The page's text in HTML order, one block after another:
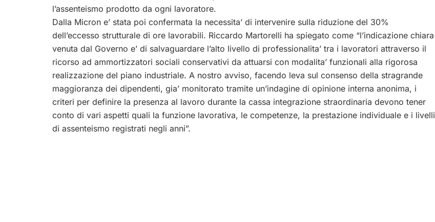
l’assenteismo prodotto da ogni lavoratore.
Dalla Micron e’ stata poi confermata la necessita’ di intervenire sulla riduzione del 30%
dell’eccesso strutturale di ore lavorabili. Riccardo Martorelli ha spiegato come “l’indicazione chiara
venuta dal Governo e’ di salvaguardare l’alto livello di professionalita’ tra i lavoratori attraverso il
ricorso ad ammortizzatori sociali conservativi da attuarsi con modalita’ funzionali alla rigorosa
realizzazione del piano industriale. A nostro avviso, facendo leva sul consenso della stragrande
maggioranza dei dipendenti, gia’ monitorato tramite un’indagine di opinione interna anonima, i
criteri per definire la presenza al lavoro durante la cassa integrazione straordinaria devono tener
conto di vari aspetti quali la funzione lavorativa, le competenze, la prestazione individuale e i livelli
di assenteismo registrati negli anni”.